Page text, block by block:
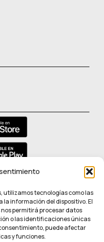
utilizamos tecnologías como las
información del dispositivo. El
permitirá procesar datos
o las identificaciones únicas
puede afectar
y funciones.
web tiene carácter
sobre las características
ni un producto
terapéuticas o
debe entenderse en